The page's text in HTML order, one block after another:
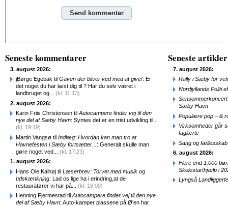
Seneste kommentarer
3. august 2026:
jBørge Egebak til Gaven der bliver ved med at give!: Er
det noget du har læst dig til ? Har du selv været i
landbruget og... (kl. 11:13)
2. august 2026:
Karin Friis Christensen til Autocampere finder vej til den
nye del af Sæby Havn: Syntes det er en trist udvikling til...
(kl. 19:19)
Martin Vangsø til Indlæg: Hvordan kan man tro at
Havnefesten i Sæby fortsætter... : Generalt skulle man
gøre noget ved... (kl. 17:23)
1. august 2026:
Hans Ole Kalhøj til Læserbrev: Torvet med musik og
udskænkning: Lad os lige ha i erindring,at de
restauratører vi har på... (kl. 18:00)
Henning Fjermestad til Autocampere finder vej til den nye
del af Sæby Havn: Auto-kamper plassene på Ø'en har
Seneste artikler
7. august 2026:
Rally i Sæby for
Nordjyllands Politi
Sæby Havn
Populære pop – &
Virksomheder går
faglærte
Sang og
6. august 2026:
Flere end 1.000
Skolestarthjælp i
Lyngså